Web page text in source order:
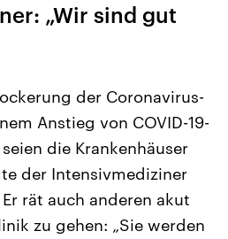
und
zu
der Erde,
Nahostkonflikt
Aktuelle Lage und
Der Überfall der
Terrororganisation Hamas
Oktober 2023 auf Israel
Region wieder die Gewalt
Israel möchte die Hamas
„Wir sind gut
der Coronavirus-
Anstieg von COVID-19-
die Krankenhäuser
der Intensivmediziner
rät auch anderen akut
zu gehen: „Sie werden